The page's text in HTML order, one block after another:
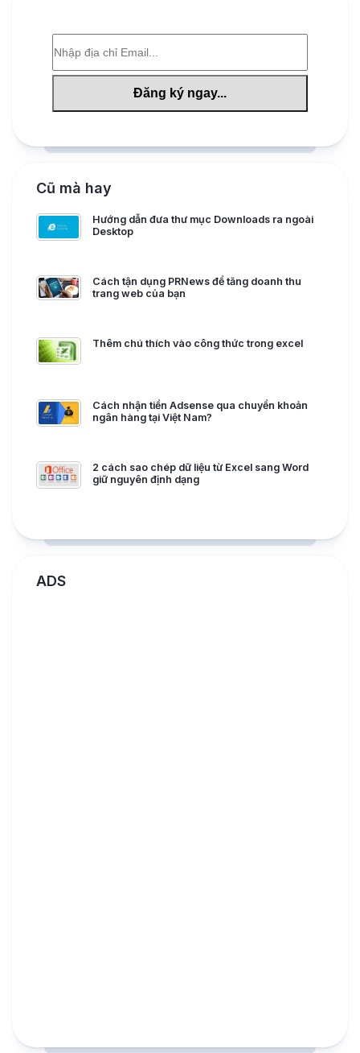
Cũ mà hay
Hướng dẫn đưa thư mục Downloads ra ngoài
Desktop
Cách tận dụng PRNews để tăng doanh thu
trang web của bạn
Thêm chú thích vào công thức trong excel
Cách nhận tiền Adsense qua chuyển khoản
ngân hàng tại Việt Nam?
2 cách sao chép dữ liệu từ Excel sang Word
giữ nguyên định dạng
ADS